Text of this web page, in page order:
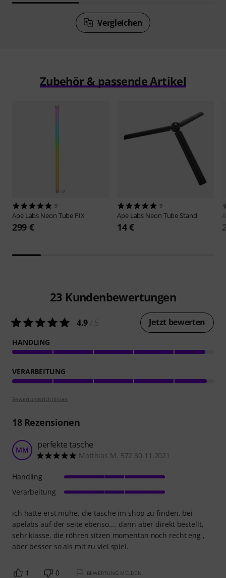
Vergleichen
Zubehör & passende Artikel
9
Ape Labs Neon Tube PIX
299 €
9
Ape Labs Neon Tube Stand
14 €
23 Kundenbewertungen
4.9 Jetzt bewerten
HANDLING
VERARBEITUNG
Bewertungsrichtlinien
18Rezensionen
MM perfekte tasche
Matthias M. 572 30.11.2021
ich hatte erst mühe, die tasche im shop zu finden, bei
apelabs auf der seite ebenso.... dann aber direkt bestellt,
sehr klasse. die röhren sitzen momentan noch recht eng ,
aber besser so als mit zu viel spiel.
Handling
Verarbeitung
1 0 BEWERTUNG MELDEN